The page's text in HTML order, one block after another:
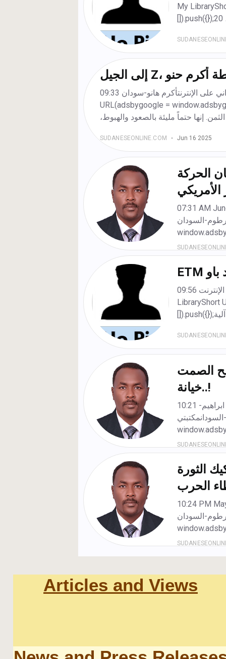
Articles and Views